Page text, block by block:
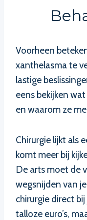
Voorheen
xanthelasma te
lastige
eens bekijken
en waarom ze
Chirurgie lijkt als
komt meer bij
De arts moet de
wegsnijden van
chirurgie direct
talloze euro’s,